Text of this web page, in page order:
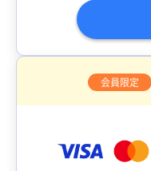
会員限定